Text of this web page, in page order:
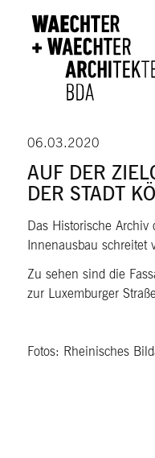
06.03.2020
AUF DER
DER STADT
Das Historische
Innenausbau schreitet
Zu sehen sind die
zur Luxemburger
Fotos: Rheinisches